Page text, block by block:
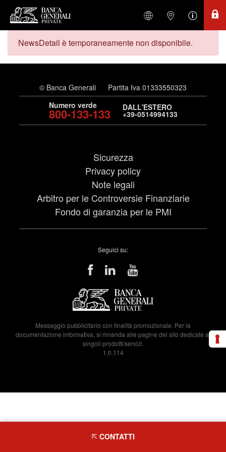
NewsDetail è temporaneamente non disponibile.
© Banca Generali
Partita Iva 01333550323
Numero verde
800-133-133 DALL'ESTERO
+39-0514994133
Sicurezza
Privacy policy
Note legali
Arbitro per le Controversie Finanziarie
Fondo di garanzia per le PMI
Seguici su:
Messaggio pubblicitario con finalità promozionale. Per la
documentazione informativa, si rimanda alle pagine del sito dedicate ai
singoli prodotti/servizi.
1.0.114
CONTATTI